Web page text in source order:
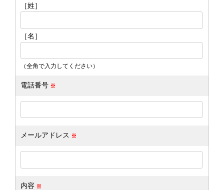
［姓］
［名］
（全角で入力してください）
電話番号
メールアドレス
内容